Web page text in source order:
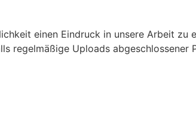
einen Eindruck in unsere Arbeit
regelmäßige Uploads abgeschlossener